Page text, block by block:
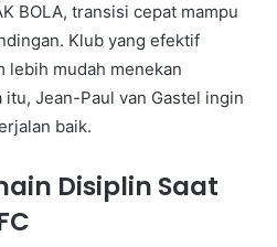
BOLA, transisi cepat mampu
Klub yang efektif
lebih mudah menekan
Jean-Paul van Gastel ingin
baik.
Disiplin Saat